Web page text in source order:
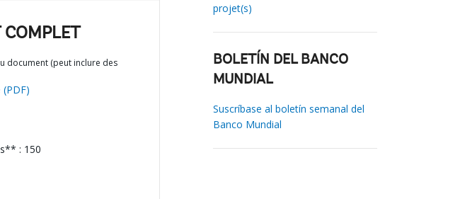
document (peut inclure des
: 150
projet(s)
BOLETÍN DEL BANCO
MUNDIAL
Suscríbase al boletín semanal del
Banco Mundial